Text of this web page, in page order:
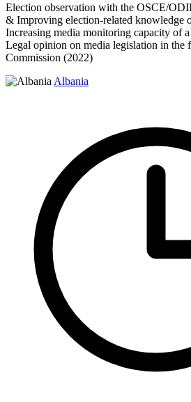
Election observation with the OSCE/
& Improving election-related knowledge
Increasing media monitoring capacity of
Legal opinion on media legislation in the
Commission (2022)
Albania